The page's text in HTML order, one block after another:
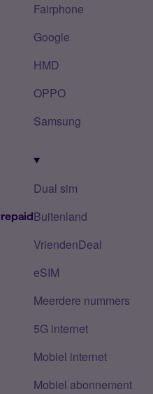
Fairphone
Google
HMD
OPPO
Samsung
Dual sim
Buitenland
VriendenDeal
eSIM
Meerdere nummers
5G internet
Mobiel internet
Mobiel abonnement